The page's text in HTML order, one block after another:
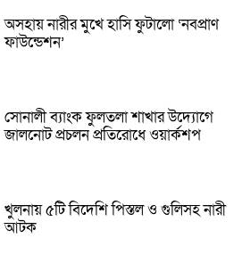
অসহায় নারীর মুখে হাসি ফুটালো ‘নবপ্রাণ
ফাউন্ডেশন’
সোনালী ব্যাংক ফুলতলা শাখার উদ্যোগে
জালনোট প্রচলন প্রতিরোধে ওয়ার্কশপ
খুলনায় ৫টি বিদেশি পিস্তল ও গুলিসহ নারী
আটক